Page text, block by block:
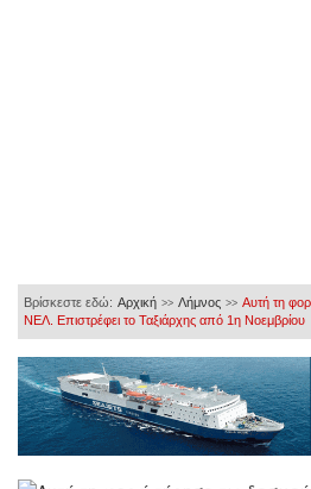
Βρίσκεστε εδώ: Αρχική >> Λήμνος >> Αυτή τη
ΝΕΛ. Επιστρέφει το Ταξιάρχης από 1η Νοεμβρίου